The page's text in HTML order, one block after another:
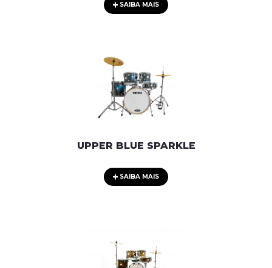
SAIBA MAIS
UPPER BLUE SPARKLE
SAIBA MAIS